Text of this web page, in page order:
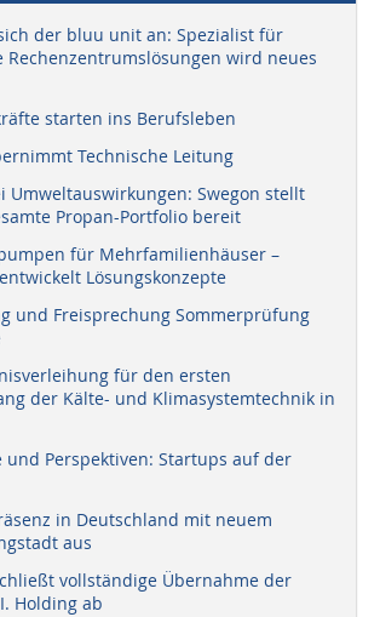
der bluu unit an: Spezialist für
Rechenzentrumslösungen wird neues
starten ins Berufsleben
Technische Leitung
Umweltauswirkungen: Swegon stellt
Propan-Portfolio bereit
für Mehrfamilienhäuser –
Lösungskonzepte
und Freisprechung Sommerprüfung
für den ersten
der Kälte- und Klimasystemtechnik in
und Perspektiven: Startups auf der
in Deutschland mit neuem
aus
vollständige Übernahme der
Holding ab